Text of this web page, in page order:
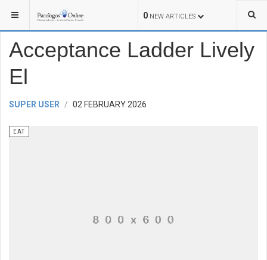
0 NEW ARTICLES
YOU ARE HERE:
Acceptance Ladder Lively
El
SUPER USER 02 FEBRUARY 2026
EAT